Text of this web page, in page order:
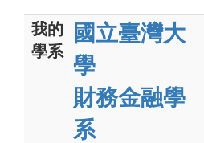
我的
學系
國立臺灣大
學
財務金融學
系